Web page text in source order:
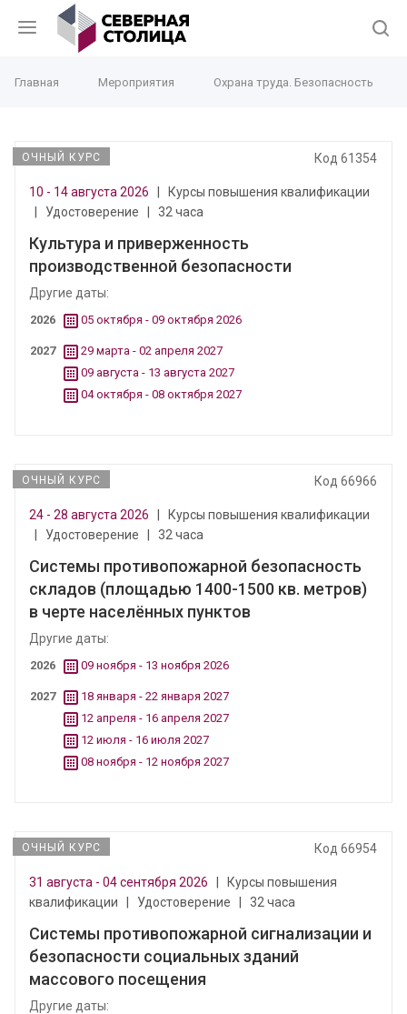
Главная Мероприятия Охрана труда. Безопасность
ОЧНЫЙ КУРС Код 61354
10 - 14 августа 2026
Курсы повышения квалификации
Удостоверение 32 часа
Культура и приверженность
производственной безопасности
Другие даты:
2026 05 октября - 09 октября 2026
2027
29 марта - 02 апреля 2027
09 августа - 13 августа 2027
04 октября - 08 октября 2027
ОЧНЫЙ КУРС Код 66966
24 - 28 августа 2026
Курсы повышения квалификации
Удостоверение 32 часа
Системы противопожарной безопасность
складов (площадью 1400-1500 кв. метров)
в черте населённых пунктов
Другие даты:
2026 09 ноября - 13 ноября 2026
2027
18 января - 22 января 2027
12 апреля - 16 апреля 2027
12 июля - 16 июля 2027
08 ноября - 12 ноября 2027
ОЧНЫЙ КУРС Код 66954
31 августа - 04 сентября 2026
Курсы повышения
квалификации
Удостоверение 32 часа
Системы противопожарной сигнализации и
безопасности социальных зданий
массового посещения
Другие даты: